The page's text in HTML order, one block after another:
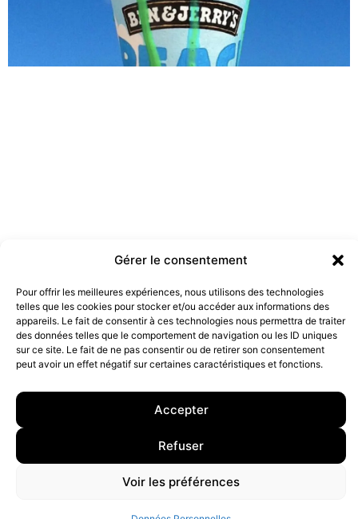
Gérer le consentement
Pour offrir les meilleures expériences, nous utilisons des technologies
telles que les cookies pour stocker et/ou accéder aux informations des
appareils. Le fait de consentir à ces technologies nous permettra de traiter
des données telles que le comportement de navigation ou les ID uniques
sur ce site. Le fait de ne pas consentir ou de retirer son consentement
peut avoir un effet négatif sur certaines caractéristiques et fonctions.
Accepter
Refuser
Voir les préférences
Les marques doivent-elles être engagées ?
10 rue Charlot, 75003 Paris. Contact : +33(0)6 63 07 98 26 ou
contact@armstrong.space–
Group agency –
Mentions légales–Données Personnelles